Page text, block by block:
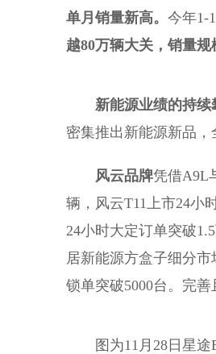
单月销量新高。 今年1-
越80万辆大关，销量
新能源业绩的持续
密集推出新能源新品
风云品牌凭借A9L
辆，风云T11上市24小
24小时大定订单突破1.5
居新能源方盒子细分市
锁单突破5000台。完
图为11月28日星